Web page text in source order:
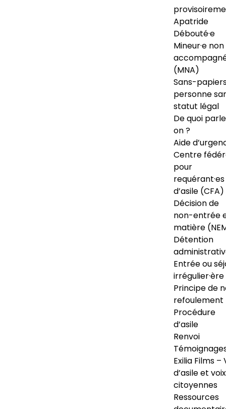
Apatride
Débouté·e
Mineur·e non
(MNA)
Sans-
personne
statut légal
De quoi
on ?
Aide
Centre
pour
requérant·es
d’asile (CFA)
Décision de
non-entrée
matière
Détention
Entrée ou
irrégulier·ère
Principe de
refoulement
Procédure
d’asile
Renvoi
Exilia Films –
d’asile et voix
citoyennes
Ressources